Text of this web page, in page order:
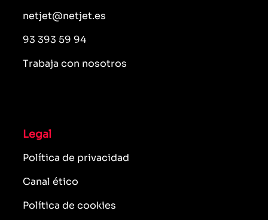
netjet@netjet.es
93 393 59 94
Trabaja con nosotros
Legal
Política de privacidad
Canal ético
Política de cookies